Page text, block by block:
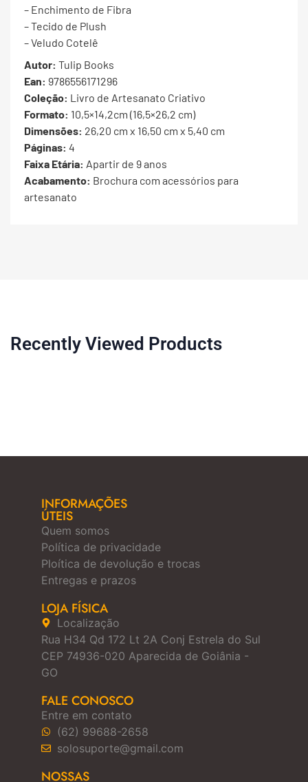
– Enchimento de Fibra
– Tecido de Plush
– Veludo Cotelê
Autor: Tulip Books
Ean: 9786556171296
Coleção: Livro de Artesanato Criativo
Formato: 10,5×14,2cm (16,5×26,2 cm)
Dimensões: 26,20 cm x 16,50 cm x 5,40 cm
Páginas: 4
Faixa Etária: Apartir de 9 anos
Acabamento: Brochura com acessórios para
artesanato
Recently Viewed Products
INFORMAÇÕES
ÚTEIS
Quem somos
Política de privacidade
Ploítica de devolução e trocas
Entregas e prazos
LOJA FÍSICA
Localização
Rua H34 Qd 172 Lt 2A Conj Estrela do Sul
CEP 74936-020 Aparecida de Goiânia -
GO
FALE CONOSCO
Entre em contato
(62) 99688-2658
solosuporte@gmail.com
NOSSAS